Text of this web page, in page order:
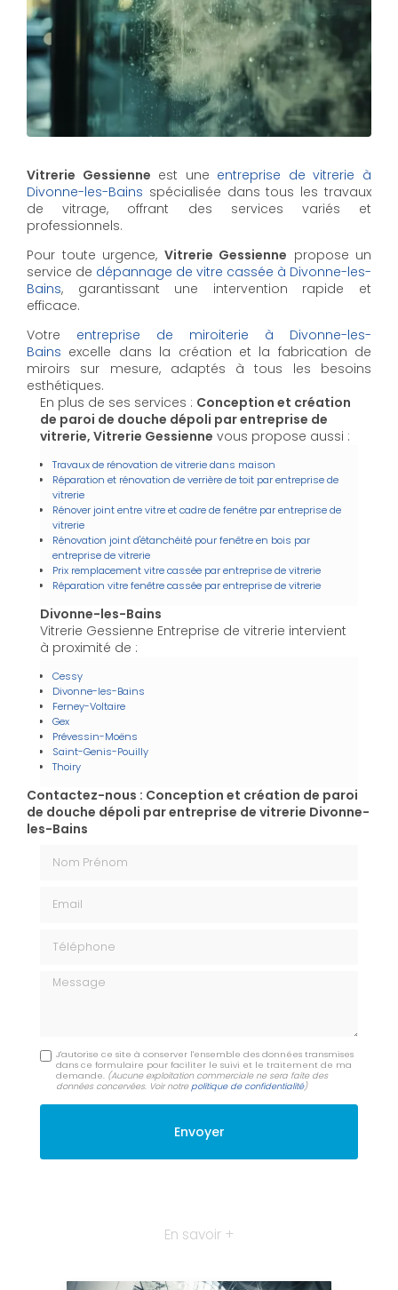
Vitrerie Gessienne est une entreprise de vitrerie à
Divonne-les-Bains spécialisée dans tous les travaux
de vitrage, offrant des services variés et
professionnels.
Pour toute urgence, Vitrerie Gessienne propose un
service de dépannage de vitre cassée à Divonne-les-
Bains, garantissant une intervention rapide et
efficace.
Votre entreprise de miroiterie à Divonne-les-
Bains excelle dans la création et la fabrication de
miroirs sur mesure, adaptés à tous les besoins
esthétiques.
En plus de ses services : Conception et création
de paroi de douche dépoli par entreprise de
vitrerie, Vitrerie Gessienne vous propose aussi :
Travaux de rénovation de vitrerie dans maison
Réparation et rénovation de verrière de toit par entreprise de
vitrerie
Rénover joint entre vitre et cadre de fenêtre par entreprise de
vitrerie
Rénovation joint d'étanchéité pour fenêtre en bois par
entreprise de vitrerie
Prix remplacement vitre cassée par entreprise de vitrerie
Réparation vitre fenêtre cassée par entreprise de vitrerie
Divonne-les-Bains
Vitrerie Gessienne Entreprise de vitrerie intervient
à proximité de :
Cessy
Divonne-les-Bains
Ferney-Voltaire
Gex
Prévessin-Moëns
Saint-Genis-Pouilly
Thoiry
Contactez-nous : Conception et création de paroi
de douche dépoli par entreprise de vitrerie Divonne-
les-Bains
Message
J'autorise ce site à conserver l'ensemble des données transmises
dans ce formulaire pour faciliter le suivi et le traitement de ma
demande. (Aucune exploitation commerciale ne sera faite des
données concervées. Voir notrepolitique de confidentialité)
En savoir +